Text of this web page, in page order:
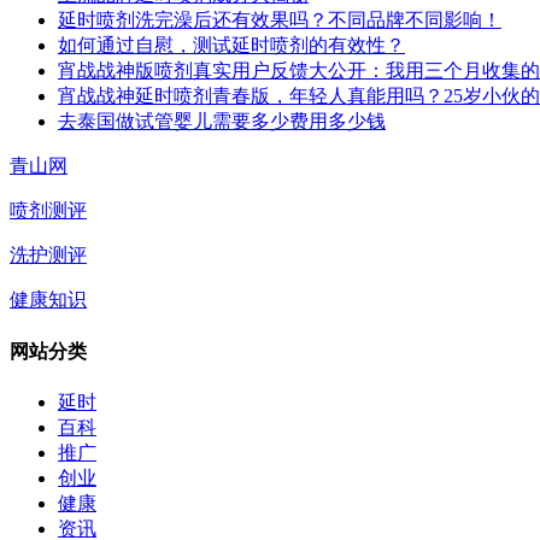
延时喷剂洗完澡后还有效果吗？不同品牌不同影响！
如何通过自慰，测试延时喷剂的有效性？
宵战战神版喷剂真实用户反馈大公开：我用三个月收集
宵战战神延时喷剂青春版，年轻人真能用吗？25岁小伙
去泰国做试管婴儿需要多少费用多少钱
青山网
喷剂测评
洗护测评
健康知识
网站分类
延时
百科
推广
创业
健康
资讯